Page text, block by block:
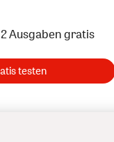
Ausgaben gratis
testen